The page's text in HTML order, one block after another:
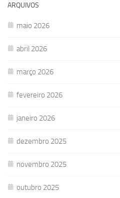
ARQUIVOS
maio 2026
abril 2026
março 2026
fevereiro 2026
janeiro 2026
dezembro 2025
novembro 2025
outubro 2025